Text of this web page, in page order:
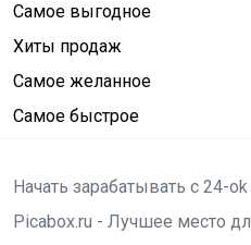
Самое выгодное
Хиты продаж
Самое желанное
Самое быстрое
Начать зарабатывать с 24-ok
Picabox.ru - Лучшее место